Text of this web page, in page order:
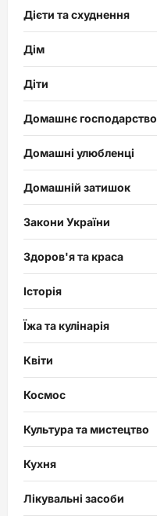
Дієти та схуднення
Дім
Діти
Домашнє господарство
Домашні улюбленці
Домашній затишок
Закони України
Здоров'я та краса
Історія
Їжа та кулінарія
Квіти
Космос
Культура та мистецтво
Кухня
Лікувальні засоби